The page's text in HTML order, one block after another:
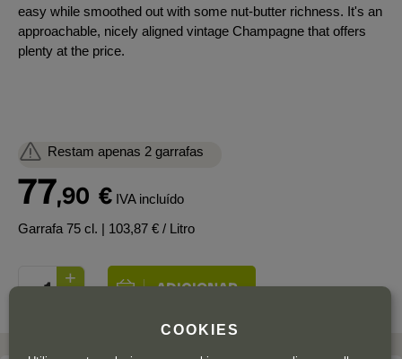
easy while smoothed out with some nut-butter richness. It's an
approachable, nicely aligned vintage Champagne that offers
plenty at the price.
Restam apenas 2 garrafas
77,90 € IVA incluído
Garrafa 75 cl. | 103,87 € / Litro
COOKIES